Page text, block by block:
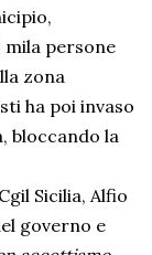
mila persone
zona
ha poi invaso
bloccando la
Sicilia, Alfio
governo e